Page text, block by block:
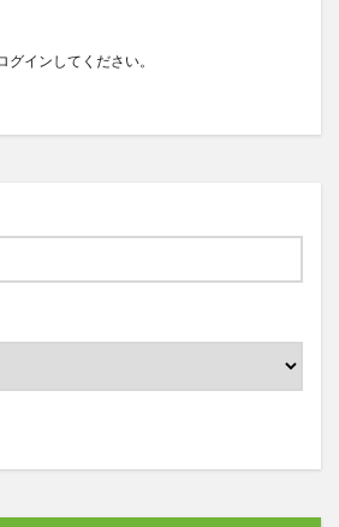
グイン してください。